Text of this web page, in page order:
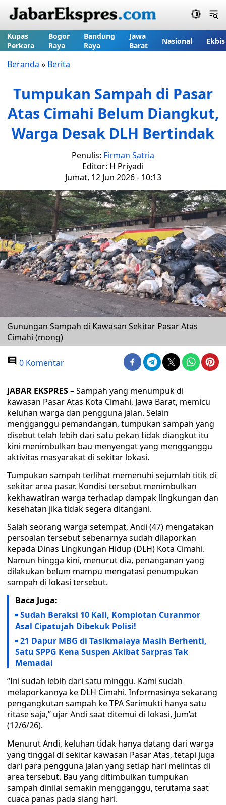
Kupas
Perkara
Bogor
Raya
Bandung
Raya
Jawa
Barat
Nasional Ekbis
Beranda » Berita
Tumpukan Sampah di Pasar
Atas Cimahi Belum Diangkut,
Warga Desak DLH Bertindak
Penulis: Firman Satria
Editor: H Priyadi
Jumat, 12 Jun 2026 - 10:13
Gunungan Sampah di Kawasan Sekitar Pasar Atas
Cimahi (mong)
0 Komentar
JABAR EKSPRES– Sampah yang menumpuk di
kawasan Pasar Atas Kota Cimahi, Jawa Barat, memicu
keluhan warga dan pengguna jalan. Selain
mengganggu pemandangan, tumpukan sampah yang
disebut telah lebih dari satu pekan tidak diangkut itu
kini menimbulkan bau menyengat yang mengganggu
aktivitas masyarakat di sekitar lokasi.
Tumpukan sampah terlihat memenuhi sejumlah titik di
sekitar area pasar. Kondisi tersebut menimbulkan
kekhawatiran warga terhadap dampak lingkungan dan
kesehatan jika tidak segera ditangani.
Salah seorang warga setempat, Andi (47) mengatakan
persoalan tersebut sebenarnya sudah dilaporkan
kepada Dinas Lingkungan Hidup (DLH) Kota Cimahi.
Namun hingga kini, menurut dia, penanganan yang
dilakukan belum mampu mengatasi penumpukan
sampah di lokasi tersebut.
Baca Juga:
Sudah Beraksi 10 Kali, Komplotan Curanmor
Asal Cipatujah Dibekuk Polisi!
21 Dapur MBG di Tasikmalaya Masih Berhenti,
Satu SPPG Kena Suspen Akibat Sarpras Tak
Memadai
“Ini sudah lebih dari satu minggu. Kami sudah
melaporkannya ke DLH Cimahi. Informasinya sekarang
pengangkutan sampah ke TPA Sarimukti hanya satu
ritase saja,” ujar Andi saat ditemui di lokasi, Jum’at
(12/6/26).
Menurut Andi, keluhan tidak hanya datang dari warga
yang tinggal di sekitar kawasan Pasar Atas, tetapi juga
dari para pengguna jalan yang setiap hari melintas di
area tersebut. Bau yang ditimbulkan tumpukan
sampah dinilai semakin mengganggu, terutama saat
cuaca panas pada siang hari.